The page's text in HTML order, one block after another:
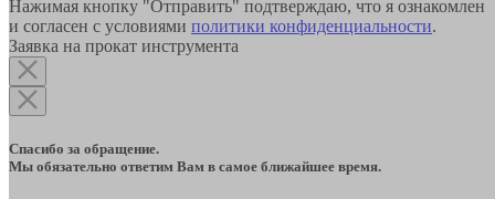
Нажимая кнопку "Отправить" подтверждаю, что я ознакомлен
и согласен с условиями политики конфиденциальности.
Заявка на прокат инструмента
Спасибо за обращение.
Мы обязательно ответим Вам в самое ближайшее время.